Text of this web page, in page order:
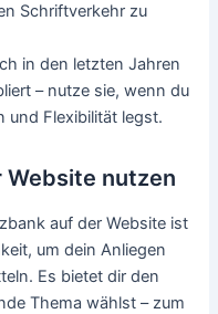
Schriftverkehr zu
in den letzten Jahren
– nutze sie, wenn du
und Flexibilität legst.
nutzen
auf der Website ist
um dein Anliegen
Es bietet dir den
Thema wählst – zum